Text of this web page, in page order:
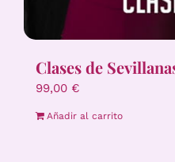
Clases de
99,00 €
Añadir al carrito